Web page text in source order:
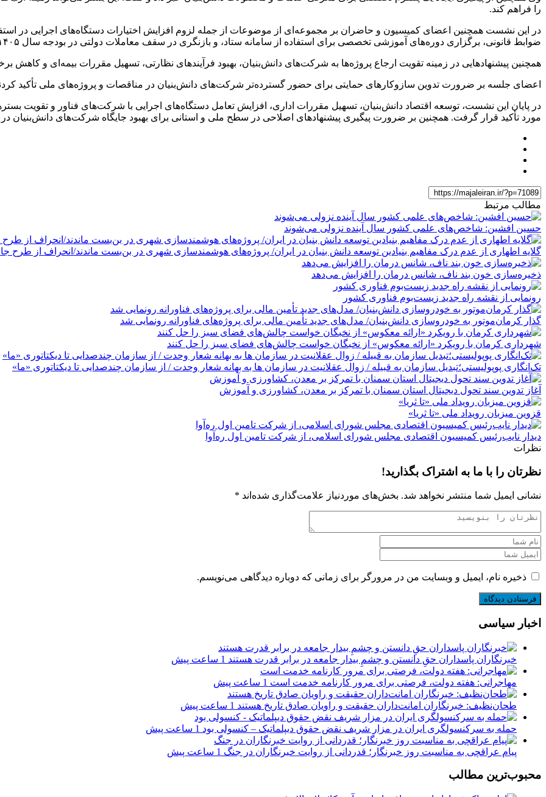
را فراهم کند.
در این نشست همچنین اعضای کمیسیون و حاضران بر مجموعه‌ای از موضوعات از جمله لزوم افزایش اختیارات دستگاه‌های اجرایی در
ضوابط قانونی، برگزاری دوره‌های آموزشی تخصصی برای استفاده از سامانه ستاد، و بازنگری در سقف معاملات دولتی در بودجه سال ۱۴۰۵ تأکید کردند.
همچنین پیشنهادهایی در زمینه تقویت ارجاع پروژه‌ها به شرکت‌های دانش‌بنیان، بهبود فرآیندهای نظارتی، تسهیل مقررات بیمه‌ای و کاهش
اعضای جلسه بر ضرورت تدوین سازوکارهای حمایتی برای حضور گسترده‌تر شرکت‌های دانش‌بنیان در مناقصات و پروژه‌های ملی تأکید
در پایان این نشست، توسعه اقتصاد دانش‌بنیان، تسهیل مقررات اداری، افزایش تعامل دستگاه‌های اجرایی با شرکت‌های فناور و تقویت
مورد تأکید قرار گرفت. همچنین بر ضرورت پیگیری پیشنهادهای اصلاحی در سطح ملی و استانی برای بهبود جایگاه شرکت‌های دانش‌بنیان
مطالب مرتبط
حسین افشین: شاخص‌های علمی کشور سال آینده نزولی می‌شوند
گلایه اطهاری از عدم درک مفاهیم بنیادین توسعه دانش بنیان در ایران/ پروژه‌های هوشمندسازی شهری در بن‌بست ماندند/انحراف از طرح جامع ۱۳۸۶ به کشور
ذخیره‌سازی خون بند ناف، شانس درمان را افزایش می‌دهد
رونمایی از نقشه راه جدید زیست‌بوم فناوری کشور
گذار کرمان‌موتور به خودروسازی دانش‌بنیان/ مدل‌های جدید تأمین مالی برای پروژه‌های فناورانه رونمایی شد
شهرداری کرمان با رویکرد «ارائه معکوس» از نخبگان خواست چالش‌های فضای سبز را حل کنند
تک‌انگاری پوپولیستی؛تبدیل سازمان به قبیله‌ / زوال عقلانیت در سازمان ها به بهانه شعار وحدت / از سازمان چندصدایی تا دیکتاتوری «ما»
آغاز تدوین سند تحول دیجیتال استان سمنان با تمرکز بر معدن، کشاورزی و آموزش
قزوین میزبان رویداد ملی «تا ثریا»
دیدار نایب‌رئیس کمیسیون اقتصادی مجلس شورای اسلامی، از شرکت تامین اول ره‌آوا
نظرات
نظرتان را با ما به اشتراک بگذارید!
نشانی ایمیل شما منتشر نخواهد شد. بخش‌های موردنیاز علامت‌گذاری شده‌اند *
ذخیره نام، ایمیل و وبسایت من در مرورگر برای زمانی که دوباره دیدگاهی می‌نویسم.
اخبار سیاسی
‏خبرنگاران پاسداران حقِ دانستن و چشمِ بیدار جامعه در برابر قدرت هستند 1 ساعت پیش
مهاجرانی: هفته دولت، فرصتی برای مرور کارنامه خدمت است 1 ساعت پیش
طحان‌نظیف: خبرنگاران امانت‌داران حقیقت و راویان صادق تاریخ‌ هستند 1 ساعت پیش
حمله به سرکنسولگری ایران در مزار شریف نقض حقوق دیپلماتیک – کنسولی بود 1 ساعت پیش
پیام عراقچی به مناسبت روز خبرنگار؛ قدردانی از روایت خبرنگاران در جنگ 1 ساعت پیش
محبوب‌ترین مطالب